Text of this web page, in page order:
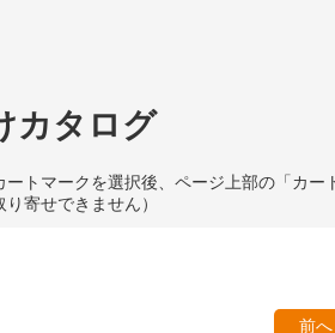
カタログ
トマークを選択後、ページ上部の「カー
寄せできません）
前へ